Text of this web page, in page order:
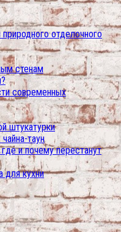
отделочного
стенам
современных
штукатурки
таун
и почему перестанут
для кухни